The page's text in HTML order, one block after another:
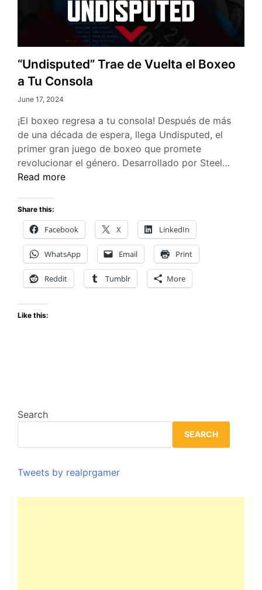
“Undisputed” Trae de Vuelta el Boxeo
a Tu Consola
June 17, 2024
¡El boxeo regresa a tu consola! Después de más
de una década de espera, llega Undisputed, el
primer gran juego de boxeo que promete
revolucionar el género. Desarrollado por Steel…
Read more
Share this:
Facebook X LinkedIn
WhatsApp Email Print
Reddit Tumblr More
Like this:
Search
SEARCH
Tweets by realprgamer